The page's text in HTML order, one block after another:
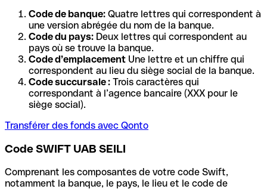
Code de banque: Quatre lettres qui correspondent à
une version abrégée du nom de la banque.
Code du pays: Deux lettres qui correspondent au
pays où se trouve la banque.
Code d’emplacement Une lettre et un chiffre qui
correspondent au lieu du siège social de la banque.
Code succursale : Trois caractères qui
correspondant à l’agence bancaire (XXX pour le
siège social).
Transférer des fonds avec Qonto
Code SWIFT UAB SEILI
Comprenant les composantes de votre code Swift,
notamment la banque, le pays, le lieu et le code de